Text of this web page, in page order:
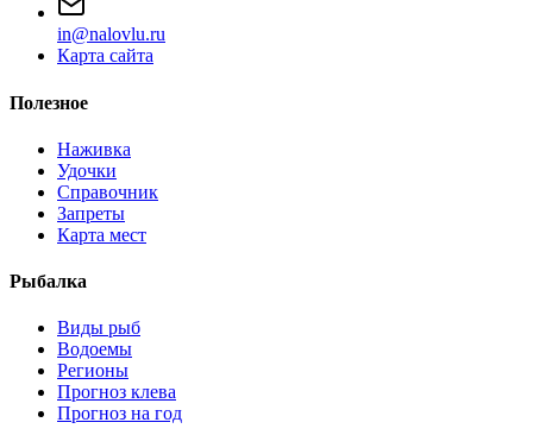
in@nalovlu.ru
Карта сайта
Полезное
Наживка
Удочки
Справочник
Запреты
Карта мест
Рыбалка
Виды рыб
Водоемы
Регионы
Прогноз клева
Прогноз на год